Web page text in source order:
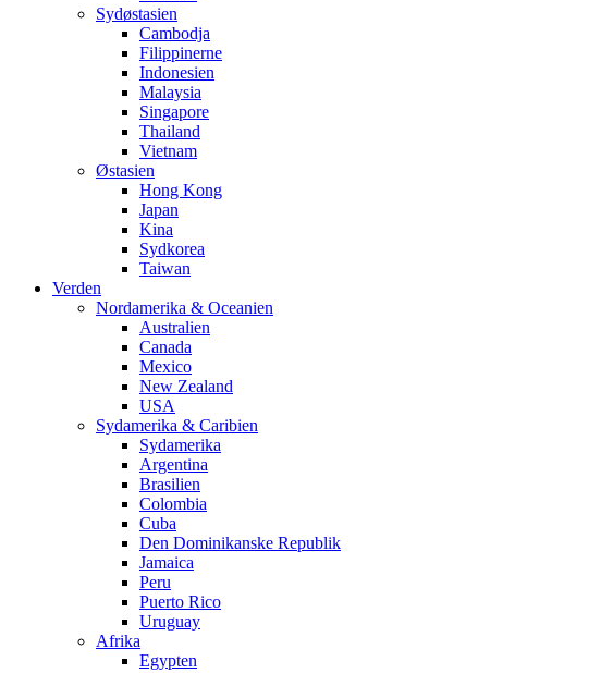
Sydøstasien
Cambodja
Filippinerne
Indonesien
Malaysia
Singapore
Thailand
Vietnam
Østasien
Hong Kong
Japan
Kina
Sydkorea
Taiwan
Verden
Nordamerika & Oceanien
Australien
Canada
Mexico
New Zealand
USA
Sydamerika & Caribien
Sydamerika
Argentina
Brasilien
Colombia
Cuba
Den Dominikanske Republik
Jamaica
Peru
Puerto Rico
Uruguay
Afrika
Egypten